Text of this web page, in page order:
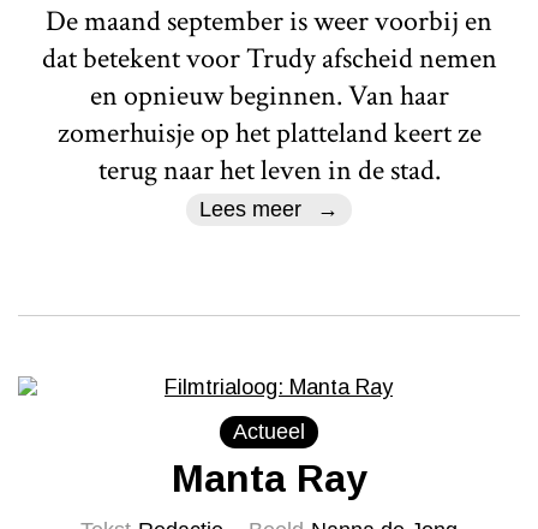
De maand september is weer voorbij en
dat betekent voor Trudy afscheid nemen
en opnieuw beginnen. Van haar
zomerhuisje op het platteland keert ze
terug naar het leven in de stad.
Lees meer
Actueel
Manta Ray